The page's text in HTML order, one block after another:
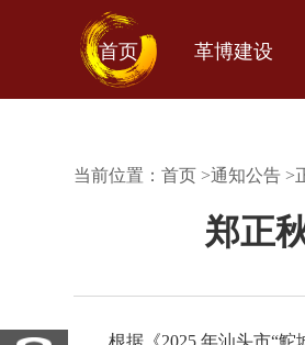
首页 革博建设
当前位置： 首页 >通知公告 >
郑正
根据《2025 年汕头市“